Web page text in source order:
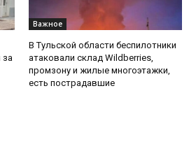
за
Важное
В Тульской области беспилотники
атаковали склад Wildberries,
промзону и жилые многоэтажки,
есть пострадавшие